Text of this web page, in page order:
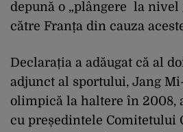
depună o „plângere la nivel
către Franța din cauza
Declarația a adăugat că al
adjunct al sportului, Jang
olimpică la haltere în 2008,
cu președintele Comitetului